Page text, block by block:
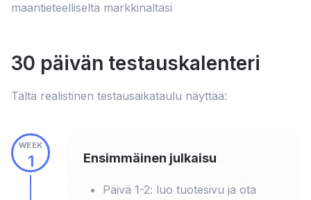
maantieteelliseltä markkinaltasi
30 päivän testauskalenteri
Tältä realistinen testausaikataulu näyttää:
WEEK
1 Ensimmäinen julkaisu
Päivä 1-2: luo tuotesivu ja ota